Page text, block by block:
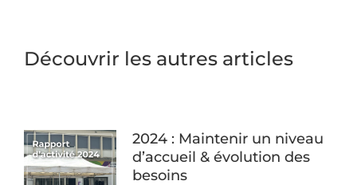
Découvrir les autres articles
2024 : Maintenir un niveau
d’accueil & évolution des
besoins